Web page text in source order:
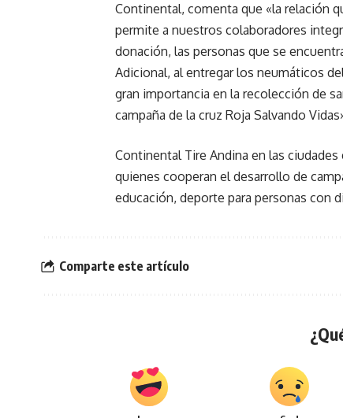
Continental, comenta que «la relación
permite a nuestros colaboradores
donación, las personas que se
Adicional, al entregar los neumáticos
gran importancia en la recolección de
campaña de la cruz Roja Salvando
Continental Tire Andina en las
quienes cooperan el desarrollo de
educación, deporte para personas con
Comparte este artículo